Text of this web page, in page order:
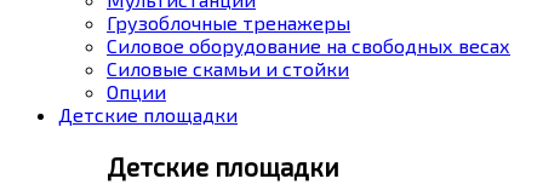
Грузоблочные тренажеры
Силовое оборудование на свободных весах
Силовые скамьи и стойки
Опции
Детские площадки
Детские площадки